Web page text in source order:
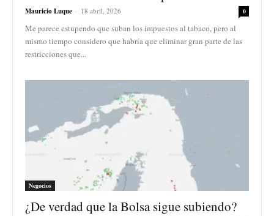
Mauricio Luque - 18 abril, 2026 0
Me parece estupendo que suban los impuestos al tabaco, pero al
mismo tiempo considero que habría que eliminar gran parte de las
restricciones que...
Negocios
¿De verdad que la Bolsa sigue subiendo?